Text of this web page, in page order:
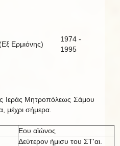
Ερμιόνης)
1974 -
1995
Ιεράς Μητροπόλεως Σάμου
μέχρι σήμερα.
Εου αϊώνος
Δεύτερον ήμισυ του ΣΤ'αι.